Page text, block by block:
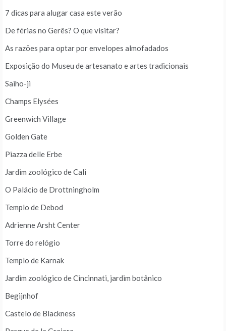
7 dicas para alugar casa este verão
De férias no Gerês? O que visitar?
As razões para optar por envelopes almofadados
Exposição do Museu de artesanato e artes tradicionais
Saiho-ji
Champs Elysées
Greenwich Village
Golden Gate
Piazza delle Erbe
Jardim zoológico de Cali
O Palácio de Drottningholm
Templo de Debod
Adrienne Arsht Center
Torre do relógio
Templo de Karnak
Jardim zoológico de Cincinnati, jardim botânico
Begijnhof
Castelo de Blackness